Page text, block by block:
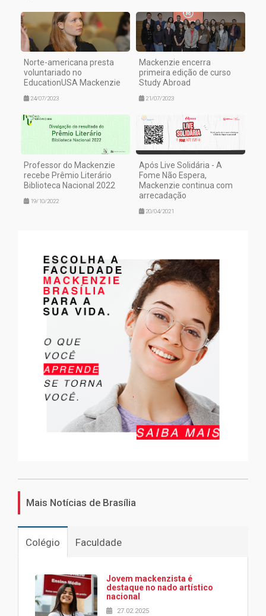
Norte-americana presta
voluntariado no
EducationUSA Mackenzie
24/07/2023
Mackenzie encerra
primeira edição de curso
Study Abroad
21/07/2023
Professor do Mackenzie
recebe Prêmio Literário
Biblioteca Nacional 2022
19/10/2022
Após Live Solidária - A
Fome Não Espera,
Mackenzie continua com
arrecadação
20/04/2021
Mais Notícias de Brasília
Colégio Faculdade
Jovem mackenzista é
destaque no nado artístico
nacional
27.02.2025